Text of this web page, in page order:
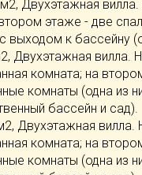
Двухэтажная
этаже - две
выходом к бассейну
Двухэтажная вилла.
комната; на
комнаты (одна из
бассейн и сад).
Двухэтажная вилла.
комната; на
комнаты (одна из